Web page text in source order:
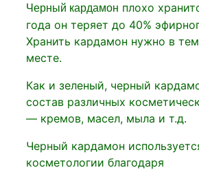
Черный кардамон плохо
года он теряет до 40%
Хранить кардамон нужно в
месте.
Как и зеленый, черный
состав различных
— кремов, масел, мыла и т.д.
Черный кардамон
косметологии благодаря